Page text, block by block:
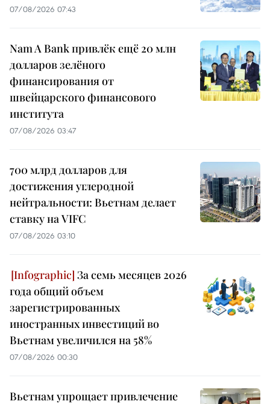
07/08/2026 07:43
Nam A Bank привлёк ещё 20 млн
долларов зелёного
финансирования от
швейцарского финансового
института
07/08/2026 03:47
700 млрд долларов для
достижения углеродной
нейтральности: Вьетнам делает
ставку на VIFC
07/08/2026 03:10
За семь месяцев 2026
года общий объем
зарегистрированных
иностранных инвестиций во
Вьетнам увеличился на 58%
07/08/2026 00:30
Вьетнам упрощает привлечение